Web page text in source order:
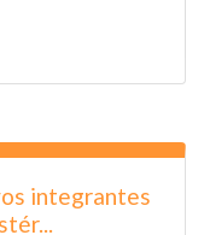
integrantes